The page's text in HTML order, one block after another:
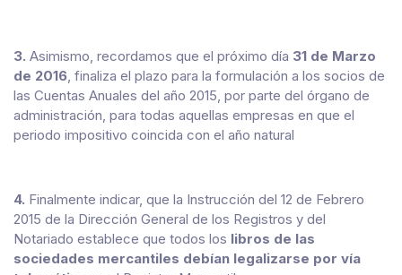
3. Asimismo, recordamos que el próximo día 31 de Marzo
de 2016, finaliza el plazo para la formulación a los socios de
las Cuentas Anuales del año 2015, por parte del órgano de
administración, para todas aquellas empresas en que el
periodo impositivo coincida con el año natural
4. Finalmente indicar, que la Instrucción del 12 de Febrero
2015 de la Dirección General de los Registros y del
Notariado establece que todos los libros de las
sociedades mercantiles debían legalizarse por vía